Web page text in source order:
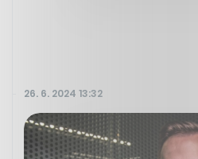
26. 6. 2024 13:32